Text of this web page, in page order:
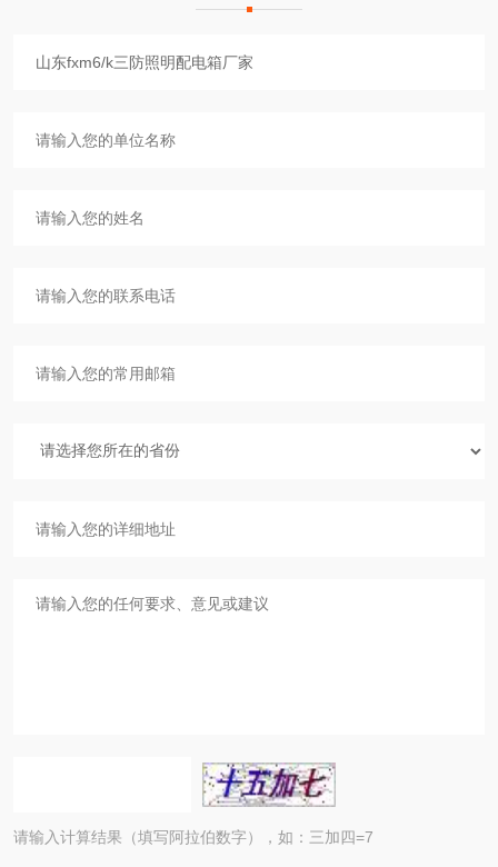
请输入计算结果（填写阿拉伯数字），如：三加四=7